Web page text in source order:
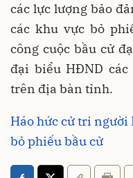
các lực lượng bảo
các khu vực bỏ
công cuộc bầu cử
đại biểu HĐND
trên địa bàn tỉnh.
Háo hức cử tri
bỏ phiếu bầu cử